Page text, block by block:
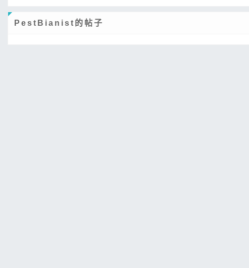
PestBianist的帖子